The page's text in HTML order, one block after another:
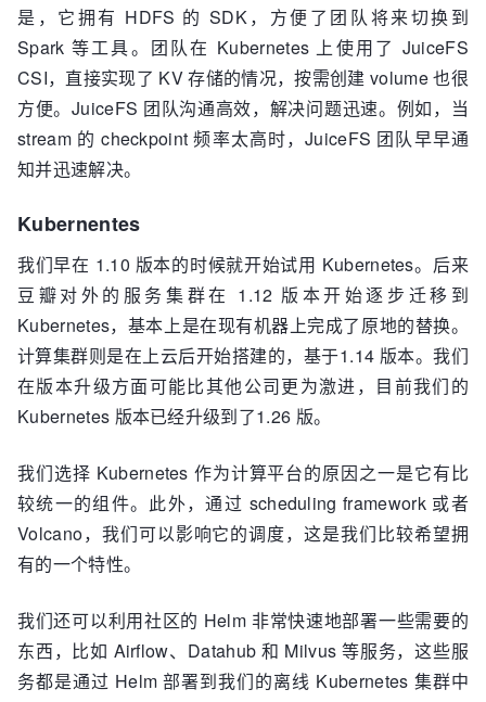
是，它拥有 HDFS 的 SDK，方便了团队将来切换到
Spark 等工具。团队在 Kubernetes 上使用了 JuiceFS
CSI，直接实现了 KV 存储的情况，按需创建 volume 也很
方便。JuiceFS 团队沟通高效，解决问题迅速。例如，当
stream 的 checkpoint 频率太高时，JuiceFS 团队早早通
知并迅速解决。
Kubernentes
我们早在 1.10 版本的时候就开始试用 Kubernetes。后来
豆瓣对外的服务集群在 1.12 版本开始逐步迁移到
Kubernetes，基本上是在现有机器上完成了原地的替换。
计算集群则是在上云后开始搭建的，基于1.14 版本。我们
在版本升级方面可能比其他公司更为激进，目前我们的
Kubernetes 版本已经升级到了1.26 版。
我们选择 Kubernetes 作为计算平台的原因之一是它有比
较统一的组件。此外，通过 scheduling framework 或者
Volcano，我们可以影响它的调度，这是我们比较希望拥
有的一个特性。
我们还可以利用社区的 Helm 非常快速地部署一些需要的
东西，比如 Airflow、Datahub 和 Milvus 等服务，这些服
务都是通过 Helm 部署到我们的离线 Kubernetes 集群中